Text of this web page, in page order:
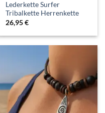
Lederkette Surfer
Tribalkette Herrenkette
26,95€